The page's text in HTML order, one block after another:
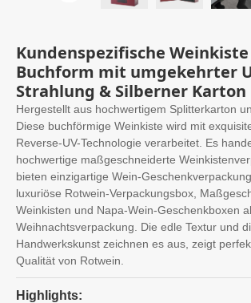
Kundenspezifische
Buchform mit umgekehrter
Strahlung & Silberner Karton
Hergestellt aus hochwertigem Splitterkarton
Diese buchförmige Weinkiste wird mit
Reverse-UV-Technologie verarbeitet. Es
hochwertige maßgeschneiderte
bieten einzigartige Wein-
luxuriöse Rotwein-Verpackungsbox,
Weinkisten und Napa-Wein-Geschenkboxen
Weihnachtsverpackung. Die edle Textur und
Handwerkskunst zeichnen es aus, zeigt
Qualität von Rotwein.
Highlights: